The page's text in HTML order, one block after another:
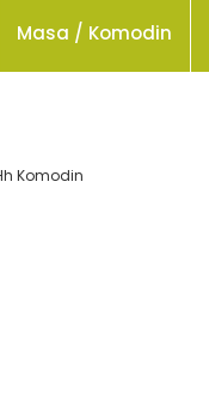
Masa / Komodin